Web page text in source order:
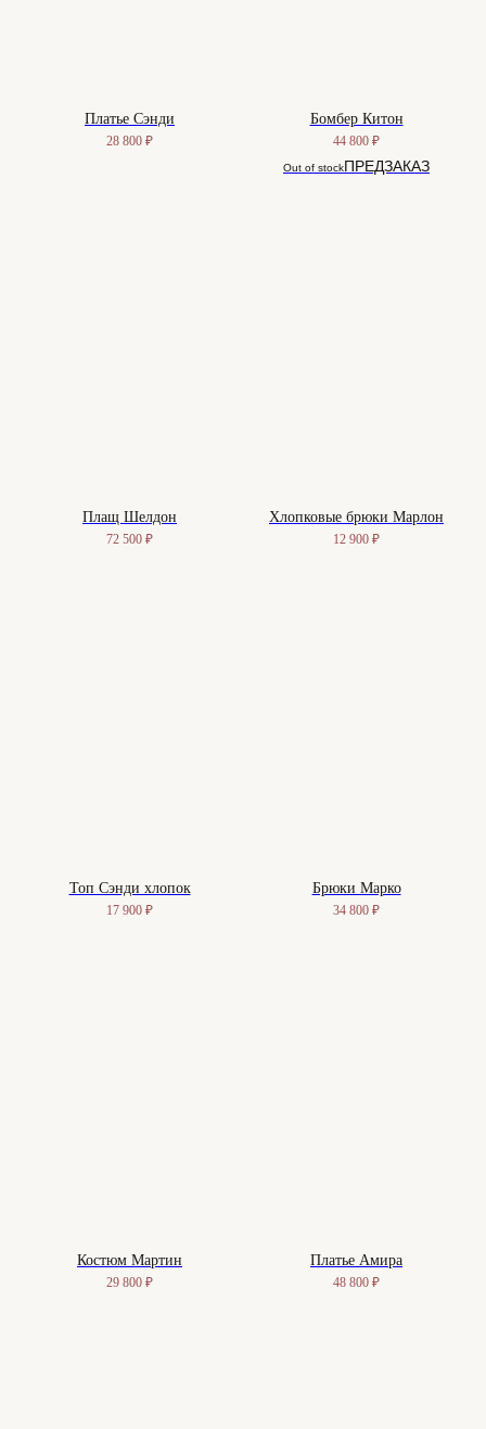
Платье Сэнди
28 800 ₽
Бомбер Китон
44 800 ₽
Out of stock
Плащ Шелдон
72 500 ₽
Хлопковые брюки Марлон
12 900 ₽
Топ Сэнди хлопок
17 900 ₽
Брюки Марко
34 800 ₽
Костюм Мартин
29 800 ₽
Платье Амира
48 800 ₽